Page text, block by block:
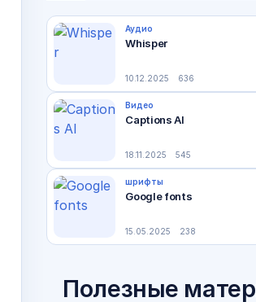
Аудио
Whisper
10.12.2025 636
Видео
Captions AI
18.11.2025 545
шрифты
Google fonts
15.05.2025 238
Полезные